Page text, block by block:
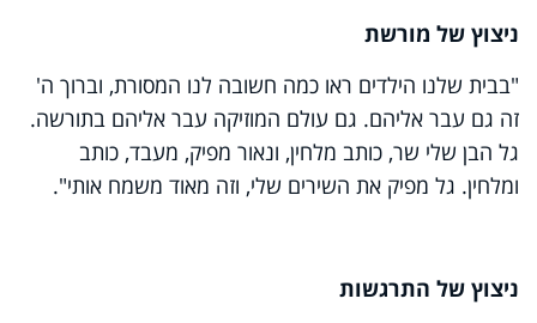
ניצוץ של מורשת
"בבית שלנו הילדים ראו כמה חשובה לנו המסורת, וברוך ה'
זה גם עבר אליהם. גם עולם המוזיקה עבר אליהם בתורשה.
גל הבן שלי שר, כותב מלחין, ונאור מפיק, מעבד, כותב
ומלחין. גל מפיק את השירים שלי, וזה מאוד משמח אותי".
ניצוץ של התרגשות